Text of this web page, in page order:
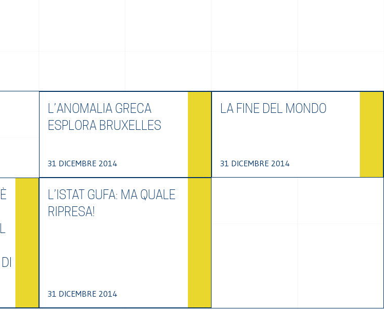
L’ANOMALIA GRECA
ESPLORA BRUXELLES
31 DICEMBRE 2014
LA FINE DEL MONDO
31 DICEMBRE 2014
L’ISTAT GUFA: MA QUALE
RIPRESA!
31 DICEMBRE 2014